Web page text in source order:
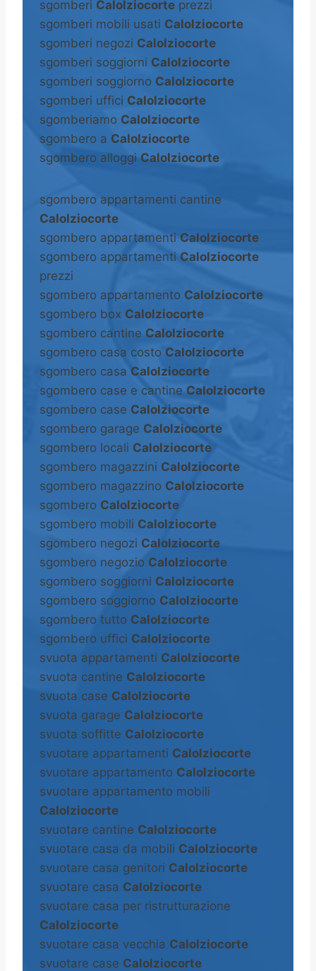
sgomberi Calolziocorte prezzi
sgomberi mobili usati Calolziocorte
sgomberi negozi Calolziocorte
sgomberi soggiorni Calolziocorte
sgomberi soggiorno Calolziocorte
sgomberi uffici Calolziocorte
sgomberiamo Calolziocorte
sgombero a Calolziocorte
sgombero alloggi Calolziocorte
sgombero appartamenti cantine
Calolziocorte
sgombero appartamenti Calolziocorte
sgombero appartamenti Calolziocorte
prezzi
sgombero appartamento Calolziocorte
sgombero box Calolziocorte
sgombero cantine Calolziocorte
sgombero casa costo Calolziocorte
sgombero casa Calolziocorte
sgombero case e cantine Calolziocorte
sgombero case Calolziocorte
sgombero garage Calolziocorte
sgombero locali Calolziocorte
sgombero magazzini Calolziocorte
sgombero magazzino Calolziocorte
sgombero Calolziocorte
sgombero mobili Calolziocorte
sgombero negozi Calolziocorte
sgombero negozio Calolziocorte
sgombero soggiorni Calolziocorte
sgombero soggiorno Calolziocorte
sgombero tutto Calolziocorte
sgombero uffici Calolziocorte
svuota appartamenti Calolziocorte
svuota cantine Calolziocorte
svuota case Calolziocorte
svuota garage Calolziocorte
svuota soffitte Calolziocorte
svuotare appartamenti Calolziocorte
svuotare appartamento Calolziocorte
svuotare appartamento mobili
Calolziocorte
svuotare cantine Calolziocorte
svuotare casa da mobili Calolziocorte
svuotare casa genitori Calolziocorte
svuotare casa Calolziocorte
svuotare casa per ristrutturazione
Calolziocorte
svuotare casa vecchia Calolziocorte
svuotare case Calolziocorte